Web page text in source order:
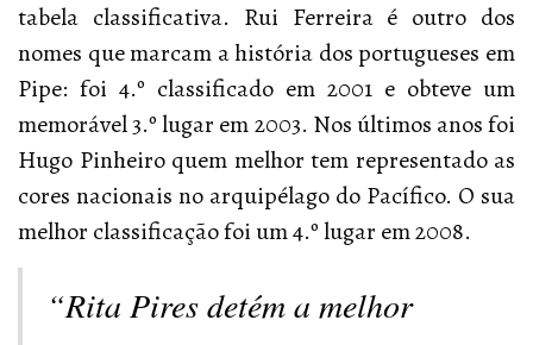
tabela classificativa. Rui Ferreira é outro dos
nomes que marcam a história dos portugueses em
Pipe: foi 4.º classificado em 2001 e obteve um
memorável 3.º lugar em 2003. Nos últimos anos foi
Hugo Pinheiro quem melhor tem representado as
cores nacionais no arquipélago do Pacífico. O sua
melhor classificação foi um 4.º lugar em 2008.
“Rita Pires detém a melhor